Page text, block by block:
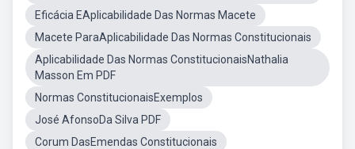
Eficácia EAplicabilidade Das Normas Macete
Macete ParaAplicabilidade Das Normas Constitucionais
Aplicabilidade Das Normas ConstitucionaisNathalia
Masson Em PDF
Normas ConstitucionaisExemplos
José AfonsoDa Silva PDF
Corum DasEmendas Constitucionais